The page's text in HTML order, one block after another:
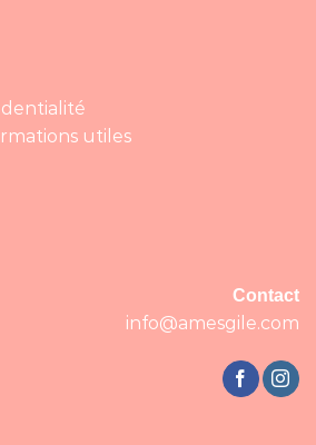
utiles
Contact
info@amesgile.com